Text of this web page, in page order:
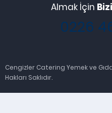
Almak İçin
0226
Cengizler Catering Yemek ve
Hakları Saklıdır.